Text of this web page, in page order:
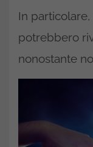
In
potrebbero
nonostante